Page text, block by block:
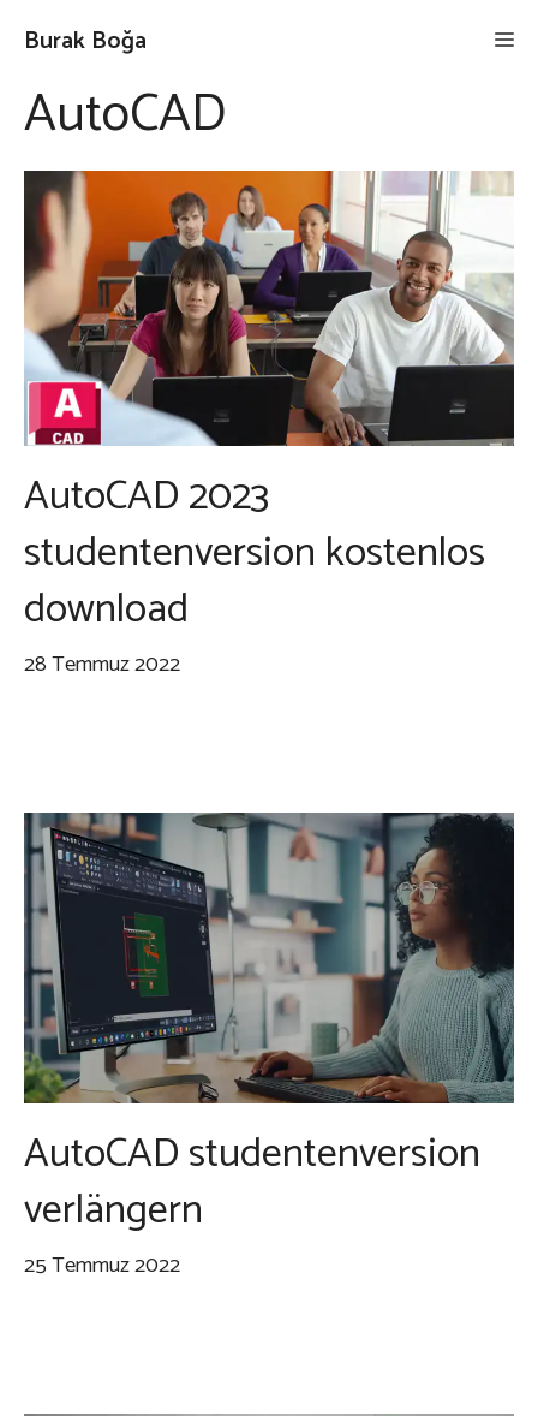
atlaBurak Boğa
AutoCAD
AutoCAD 2023
studentenversion kostenlos
download
28 Temmuz 2022
AutoCAD studentenversion
verlängern
25 Temmuz 2022